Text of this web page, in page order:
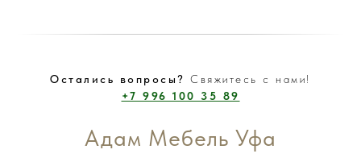
Остались вопросы?Свяжитесь с нами!
+7 996 100 35 89
Адам Мебель Уфа